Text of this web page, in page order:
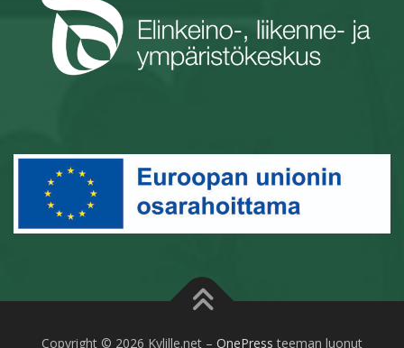
Copyright © 2026 Kylille.net – OnePress teeman luonut